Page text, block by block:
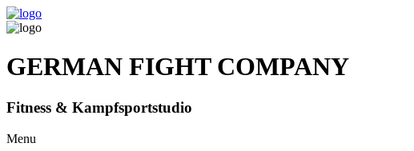
GERMAN FIGHT COMPANY
Fitness & Kampfsportstudio
Menu